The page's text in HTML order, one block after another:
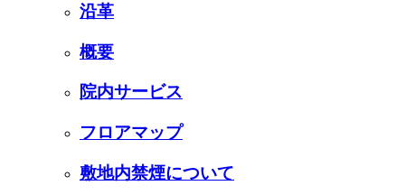
沿革
概要
院内サービス
フロアマップ
敷地内禁煙について